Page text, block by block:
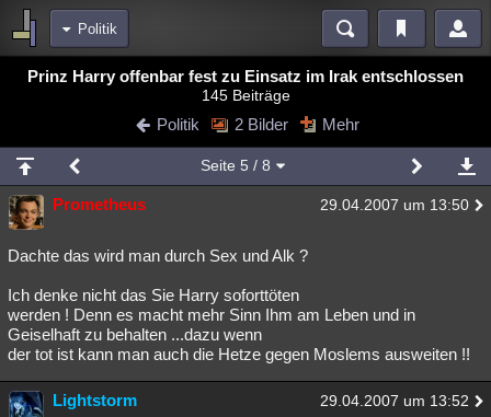
Politik
Bereiche
Blogs Videos
Chat Wiki Neuigkeiten
meine Rubriken
Menschen Wissenschaft Mystery Kriminalfälle
Spiritualität Verschwörungen Technologie
Natur Umfragen Unterhaltung
weitere Rubriken
Philosophie Träume Orte Esoterik Literatur
Astronomie Helpdesk Gaming Filme
Prinz Harry offenbar fest zu Einsatz im Irak entschlossen
145 Beiträge
Politik 2 Bilder Mehr
Seite 5 / 8
Prometheus 29.04.2007 um 13:50
Dachte das wird man durch Sex und Alk ?
Ich denke nicht das Sie Harry soforttöten
werden ! Denn es macht mehr Sinn Ihm am Leben und in
Geiselhaft zu behalten ...dazu wenn
der tot ist kann man auch die Hetze gegen Moslems ausweiten !!
Lightstorm 29.04.2007 um 13:52